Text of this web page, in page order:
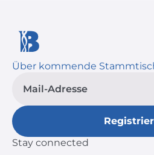
Über kommende
Stay connected